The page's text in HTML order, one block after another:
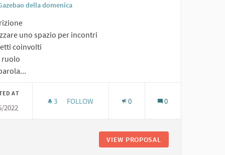
della domenica
uno spazio per incontri
coinvolti
ruolo
AT
2022
3 3 FOLLOWERS
FOLLOW 0 0
VIEW PROPOSAL